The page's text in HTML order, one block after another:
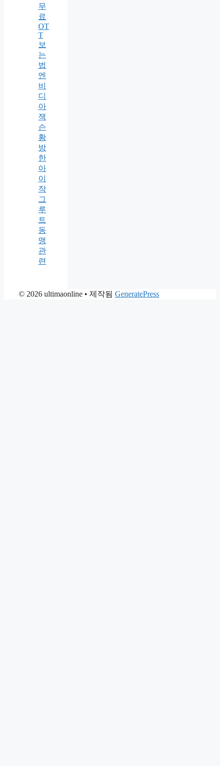
무
료
OT
T
보
는
법
엔
비
디
아
잭
슨
황
방
한
아
이
작
그
루
트
동
맹
관
련
© 2026 ultimaonline • 제작됨 GeneratePress